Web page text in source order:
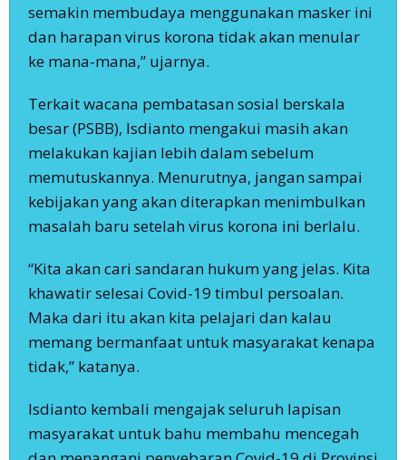
semakin membudaya menggunakan masker ini
dan harapan virus korona tidak akan menular
ke mana-mana,” ujarnya.
Terkait wacana pembatasan sosial berskala
besar (PSBB), Isdianto mengakui masih akan
melakukan kajian lebih dalam sebelum
memutuskannya. Menurutnya, jangan sampai
kebijakan yang akan diterapkan menimbulkan
masalah baru setelah virus korona ini berlalu.
“Kita akan cari sandaran hukum yang jelas. Kita
khawatir selesai Covid-19 timbul persoalan.
Maka dari itu akan kita pelajari dan kalau
memang bermanfaat untuk masyarakat kenapa
tidak,” katanya.
Isdianto kembali mengajak seluruh lapisan
masyarakat untuk bahu membahu mencegah